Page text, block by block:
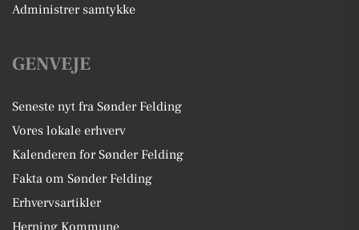
Administrer samtykke
GENVEJE
Seneste nyt fra Sønder Felding
Vores lokale erhverv
Kalenderen for Sønder Felding
Fakta om Sønder Felding
Erhvervsartikler
Herning Kommune